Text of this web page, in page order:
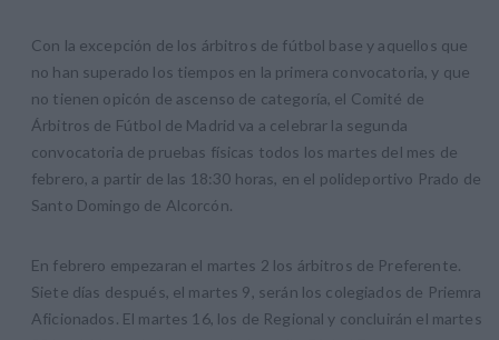
Con la excepción de los árbitros de fútbol base y aquellos que
no han superado los tiempos en la primera convocatoria, y que
no tienen opicón de ascenso de categoría, el Comité de
Árbitros de Fútbol de Madrid va a celebrar la segunda
convocatoria de pruebas físicas todos los martes del mes de
febrero, a partir de las 18:30 horas, en el polideportivo Prado de
Santo Domingo de Alcorcón.
En febrero empezaran el martes 2 los árbitros de Preferente.
Siete días después, el martes 9, serán los colegiados de Priemra
Aficionados. El martes 16, los de Regional y concluirán el martes